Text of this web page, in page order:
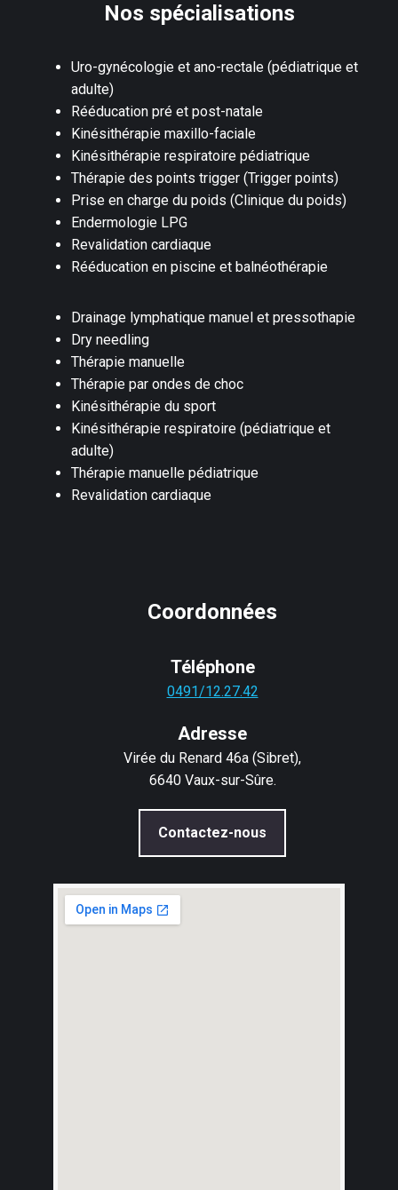
Nos spécialisations
Uro-gynécologie et ano-rectale (pédiatrique et
adulte)
Rééducation pré et post-natale
Kinésithérapie maxillo-faciale
Kinésithérapie respiratoire pédiatrique
Thérapie des points trigger (Trigger points)
Prise en charge du poids (Clinique du poids)
Endermologie LPG
Revalidation cardiaque
Rééducation en piscine et balnéothérapie
Drainage lymphatique manuel et pressothapie
Dry needling
Thérapie manuelle
Thérapie par ondes de choc
Kinésithérapie du sport
Kinésithérapie respiratoire (pédiatrique et
adulte)
Thérapie manuelle pédiatrique
Revalidation cardiaque
Coordonnées
Téléphone
0491/12.27.42
Adresse
Virée du Renard 46a (Sibret),
6640 Vaux-sur-Sûre.
Contactez-nous